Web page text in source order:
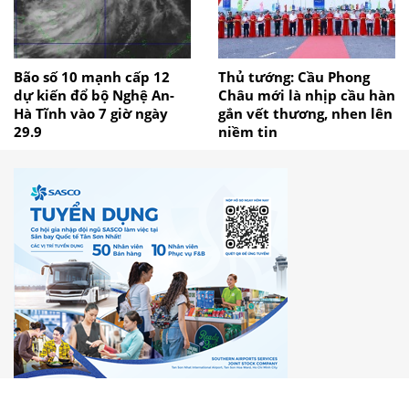
Bão số 10 mạnh cấp 12
dự kiến đổ bộ Nghệ An-
Hà Tĩnh vào 7 giờ ngày
29.9
Thủ tướng: Cầu Phong
Châu mới là nhịp cầu hàn
gắn vết thương, nhen lên
niềm tin